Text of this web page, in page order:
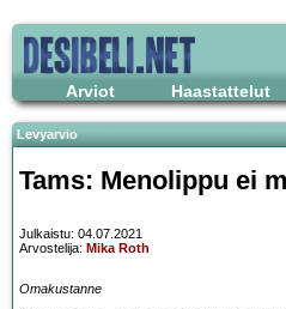
Arviot Haastattelut
Levyarvio
Tams: Menolippu ei
Julkaistu: 04.07.2021
Arvostelija: Mika Roth
Omakustanne